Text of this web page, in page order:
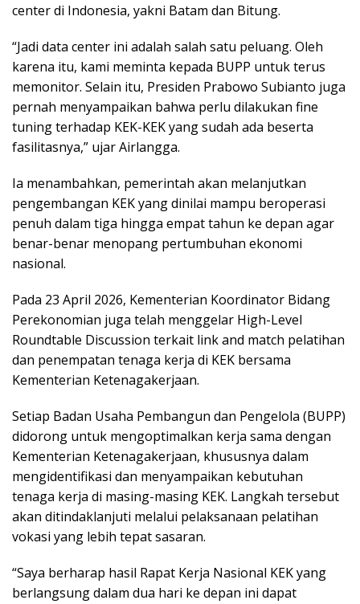
center di Indonesia, yakni Batam dan Bitung.
“Jadi data center ini adalah salah satu peluang. Oleh
karena itu, kami meminta kepada BUPP untuk terus
memonitor. Selain itu, Presiden Prabowo Subianto juga
pernah menyampaikan bahwa perlu dilakukan fine
tuning terhadap KEK-KEK yang sudah ada beserta
fasilitasnya,” ujar Airlangga.
Ia menambahkan, pemerintah akan melanjutkan
pengembangan KEK yang dinilai mampu beroperasi
penuh dalam tiga hingga empat tahun ke depan agar
benar-benar menopang pertumbuhan ekonomi
nasional.
Pada 23 April 2026, Kementerian Koordinator Bidang
Perekonomian juga telah menggelar High-Level
Roundtable Discussion terkait link and match pelatihan
dan penempatan tenaga kerja di KEK bersama
Kementerian Ketenagakerjaan.
Setiap Badan Usaha Pembangun dan Pengelola (BUPP)
didorong untuk mengoptimalkan kerja sama dengan
Kementerian Ketenagakerjaan, khususnya dalam
mengidentifikasi dan menyampaikan kebutuhan
tenaga kerja di masing-masing KEK. Langkah tersebut
akan ditindaklanjuti melalui pelaksanaan pelatihan
vokasi yang lebih tepat sasaran.
“Saya berharap hasil Rapat Kerja Nasional KEK yang
berlangsung dalam dua hari ke depan ini dapat